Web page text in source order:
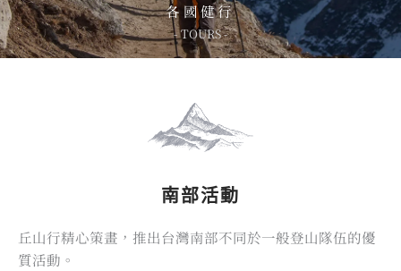
各國健行
- TOURS -
南部活動
丘山行精心策畫，推出台灣南部不同於一般登山隊伍的優
質活動。